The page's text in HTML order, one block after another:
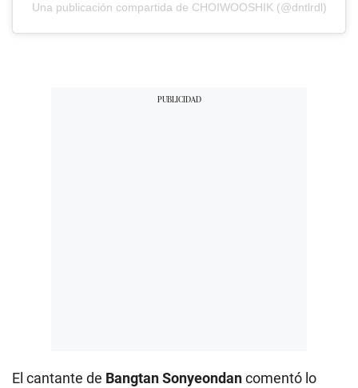
Una publicación compartida de CHOIWOOSHIK (@dntlrdl)
El cantante de Bangtan Sonyeondancomentó lo